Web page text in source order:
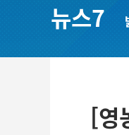
스마트 TV
스마트뷰앱
뉴스7
[영